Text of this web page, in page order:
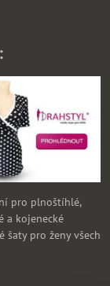
pro plnoštíhlé,
a kojenecké
šaty pro ženy všech